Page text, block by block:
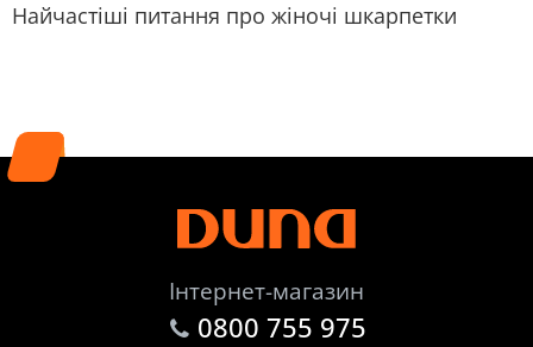
Найчастіші питання про жіночі шкарпетки
Інтернет-магазин
0800 755 975